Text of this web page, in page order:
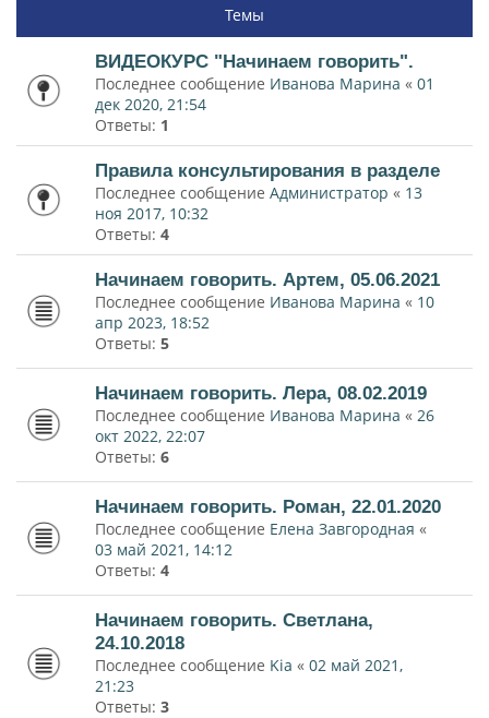
Темы
ВИДЕОКУРС "Начинаем говорить".
Последнее сообщение Иванова Марина « 01
дек 2020, 21:54
Ответы: 1
Правила консультирования в разделе
Последнее сообщение Администратор « 13
ноя 2017, 10:32
Ответы: 4
Начинаем говорить. Артем, 05.06.2021
Последнее сообщение Иванова Марина « 10
апр 2023, 18:52
Ответы: 5
Начинаем говорить. Лера, 08.02.2019
Последнее сообщение Иванова Марина « 26
окт 2022, 22:07
Ответы: 6
Начинаем говорить. Роман, 22.01.2020
Последнее сообщение Елена Завгородная «
03 май 2021, 14:12
Ответы: 4
Начинаем говорить. Светлана,
24.10.2018
Последнее сообщение Kia « 02 май 2021,
21:23
Ответы: 3